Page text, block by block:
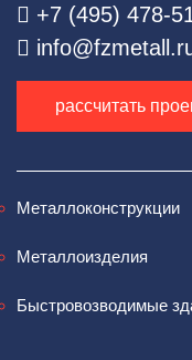
+7 (495) 478-
рассчитать
Металлоконструкции
Металлоизделия
Быстровозводимые